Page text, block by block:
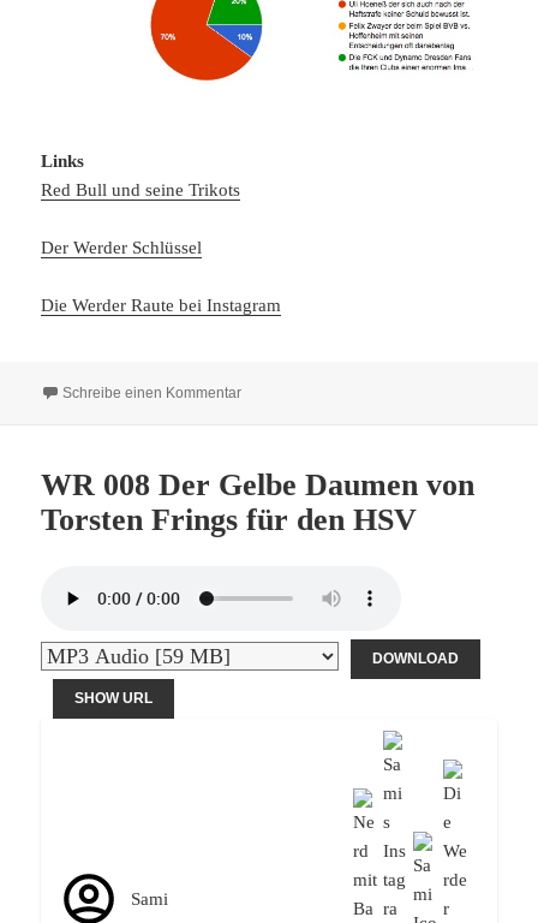
Links
Red Bull und seine Trikots
Der Werder Schlüssel
Die Werder Raute bei Instagram
Schreibe einen Kommentarzu WR 009 Die Grün Weisse Achterbahn
WR 008 Der Gelbe Daumen von
Torsten Frings für den HSV
DOWNLOAD
SHOW URL
Sami